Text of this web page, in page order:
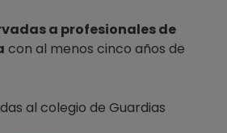
a profesionales de
con al menos cinco años de
al colegio de Guardias